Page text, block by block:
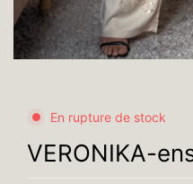
En rupture de stock
VERONIKA-